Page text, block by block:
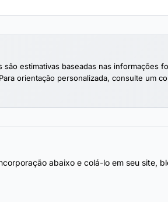
estimativas baseadas nas
orientação personalizada, consulte um
abaixo e colá-lo em seu site,